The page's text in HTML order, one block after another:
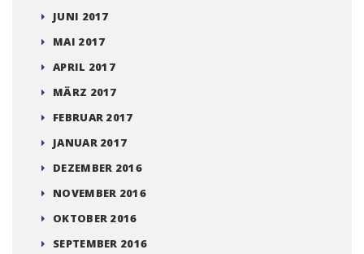
JUNI 2017
MAI 2017
APRIL 2017
MÄRZ 2017
FEBRUAR 2017
JANUAR 2017
DEZEMBER 2016
NOVEMBER 2016
OKTOBER 2016
SEPTEMBER 2016